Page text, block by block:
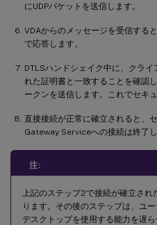
にUDPパケットを送信します。
VDAからのメッセージを受信する
で応答します。
DTLSハンドシェイク中に、クラ
れた証明書と一致することを確認
ークンを送信します。これでセキ
直接接続が正常に確立されると、
Gateway Serviceへの接続は終了し
注:
上記のステップ2で接続が確立さ
ります。その後のステップは、ユ
デスクトップを使用する能力を遅